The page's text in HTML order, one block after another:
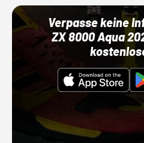
Verpasse keine
ZX 8000 Aqua